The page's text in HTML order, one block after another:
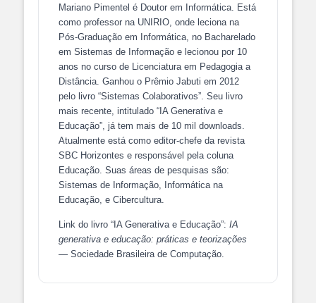
Mariano Pimentel é Doutor em Informática. Está
como professor na UNIRIO, onde leciona na
Pós-Graduação em Informática, no Bacharelado
em Sistemas de Informação e lecionou por 10
anos no curso de Licenciatura em Pedagogia a
Distância. Ganhou o Prêmio Jabuti em 2012
pelo livro “Sistemas Colaborativos”. Seu livro
mais recente, intitulado “IA Generativa e
Educação”, já tem mais de 10 mil downloads.
Atualmente está como editor-chefe da revista
SBC Horizontes e responsável pela coluna
Educação. Suas áreas de pesquisas são:
Sistemas de Informação, Informática na
Educação, e Cibercultura.
Link do livro “IA Generativa e Educação”: IA
generativa e educação: práticas e teorizações
— Sociedade Brasileira de Computação.